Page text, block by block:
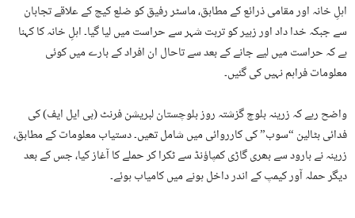
اہلِ خانہ اور مقامی ذرائع کے مطابق، ماسٹر رفیق کو ضلع کیچ کے علاقے تجابان
سے جبکہ خدا داد اور زبیر کو تربت شہر سے حراست میں لیا گیا۔ اہلِ خانہ کا کہنا
ہے کہ حراست میں لیے جانے کے بعد سے تاحال ان افراد کے بارے میں کوئی
معلومات فراہم نہیں کی گئیں۔
واضح رہے کہ زرینہ بلوچ گزشتہ روز بلوچستان لبریشن فرنٹ (بی ایل ایف) کی
فدائی بٹالین “سوب” کی کارروائی میں شامل تھیں۔ دستیاب معلومات کے مطابق،
زرینہ نے بارود سے بھری گاڑی کمپاؤنڈ سے ٹکرا کر حملے کا آغاز کیا، جس کے بعد
دیگر حملہ آور کیمپ کے اندر داخل ہونے میں کامیاب ہوئے۔